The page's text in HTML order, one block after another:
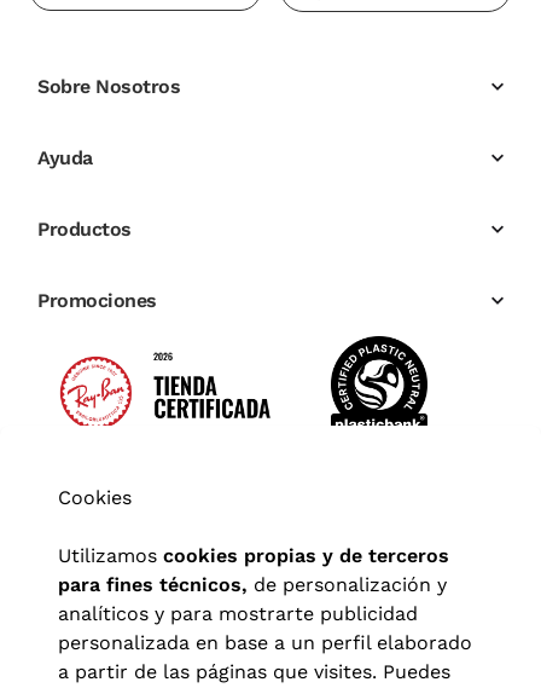
Sobre Nosotros
Ayuda
Productos
Promociones
Cookies
Utilizamos cookies propias y de terceros
para fines técnicos, de personalización y
analíticos y para mostrarte publicidad
personalizada en base a un perfil elaborado
a partir de las páginas que visites. Puedes